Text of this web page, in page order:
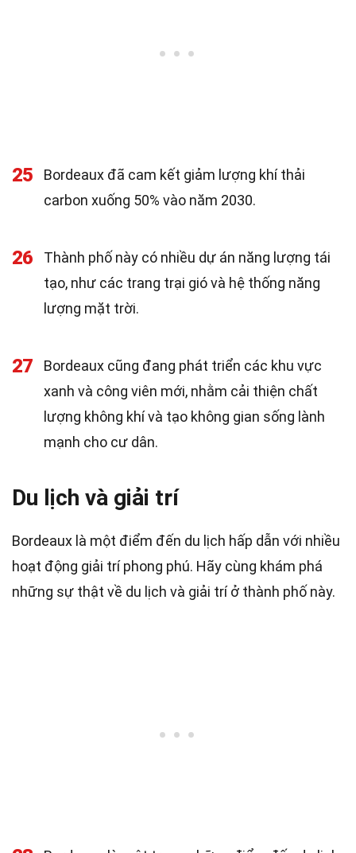
25
Bordeaux đã cam kết giảm lượng khí thải
carbon xuống 50% vào năm 2030.
26
Thành phố này có nhiều dự án năng lượng tái
tạo, như các trang trại gió và hệ thống năng
lượng mặt trời.
27
Bordeaux cũng đang phát triển các khu vực
xanh và công viên mới, nhằm cải thiện chất
lượng không khí và tạo không gian sống lành
mạnh cho cư dân.
Du lịch và giải trí
Bordeaux là một điểm đến du lịch hấp dẫn với nhiều
hoạt động giải trí phong phú. Hãy cùng khám phá
những sự thật về du lịch và giải trí ở thành phố này.